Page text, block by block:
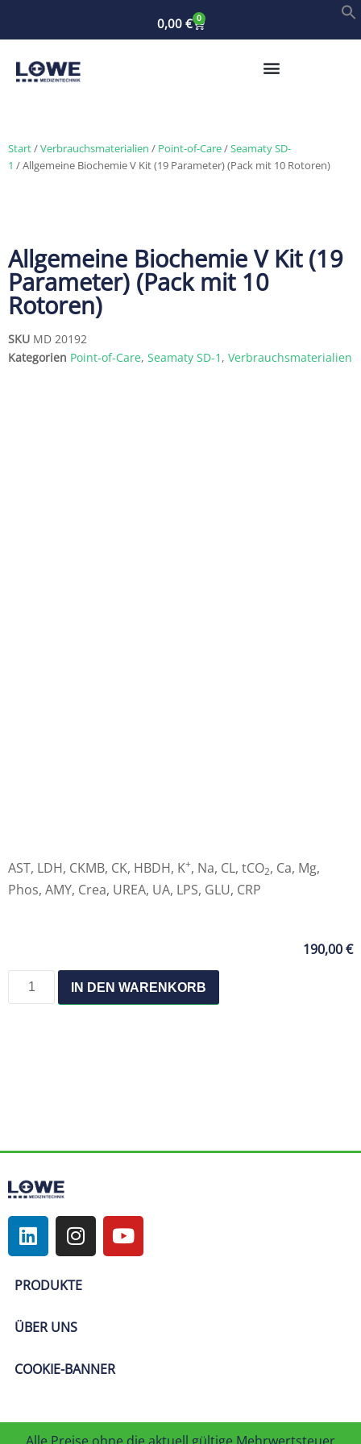
0,00 € 0
Start/Verbrauchsmaterialien / Point-of-Care/Seamaty SD-
1 / Allgemeine Biochemie V Kit (19 Parameter) (Pack mit 10 Rotoren)
Allgemeine Biochemie V Kit (19
Parameter) (Pack mit 10
Rotoren)
SKU MD 20192
Kategorien Point-of-Care, Seamaty SD-1 , Verbrauchsmaterialien
AST, LDH, CKMB, CK, HBDH, K+, Na, CL, tCO2, Ca, Mg,
Phos, AMY, Crea, UREA, UA, LPS, GLU, CRP
190,00€
IN DEN WARENKORB
PRODUKTE
ÜBER UNS
COOKIE-BANNER